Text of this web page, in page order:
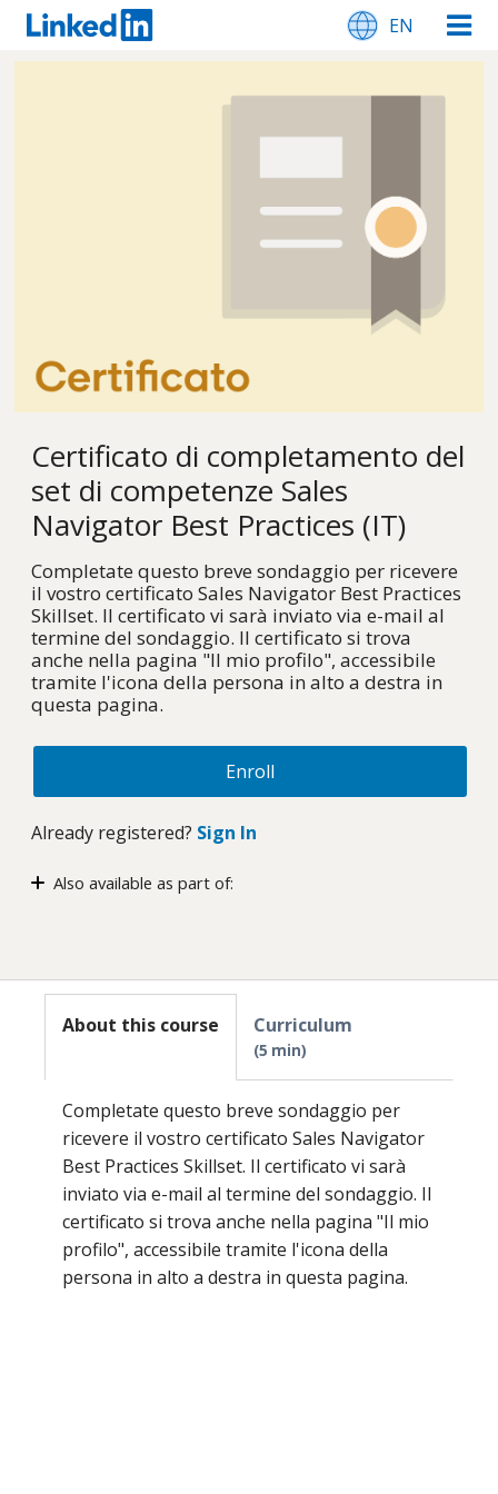
EN
Certificato di completamento del
set di competenze Sales
Navigator Best Practices (IT)
Completate questo breve sondaggio per ricevere
il vostro certificato Sales Navigator Best Practices
Skillset. Il certificato vi sarà inviato via e-mail al
termine del sondaggio. Il certificato si trova
anche nella pagina "Il mio profilo", accessibile
tramite l'icona della persona in alto a destra in
questa pagina.
Enroll
Already registered? Sign In
Also available as part of:
About this course
Completate questo breve sondaggio per
ricevere il vostro certificato Sales Navigator
Best Practices Skillset. Il certificato vi sarà
inviato via e-mail al termine del sondaggio. Il
certificato si trova anche nella pagina "Il mio
profilo", accessibile tramite l'icona della
persona in alto a destra in questa pagina.
Curriculum
5 min